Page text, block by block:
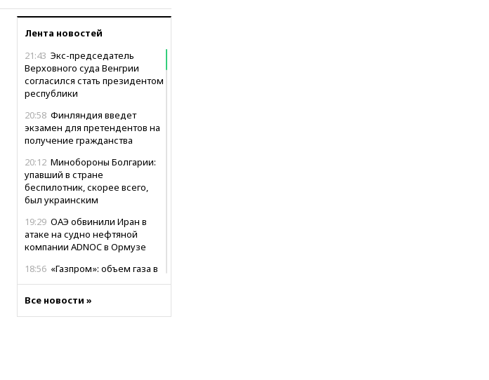
Лента новостей
21:43 Экс-председатель
Верховного суда Венгрии
согласился стать президентом
республики
20:58 Финляндия введет
экзамен для претендентов на
получение гражданства
20:12 Минобороны Болгарии:
упавший в стране
беспилотник, скорее всего,
был украинским
19:29 ОАЭ обвинили Иран в
атаке на судно нефтяной
компании ADNOC в Ормузе
18:56 «Газпром»: объем газа в
антирекорда
Все новости »